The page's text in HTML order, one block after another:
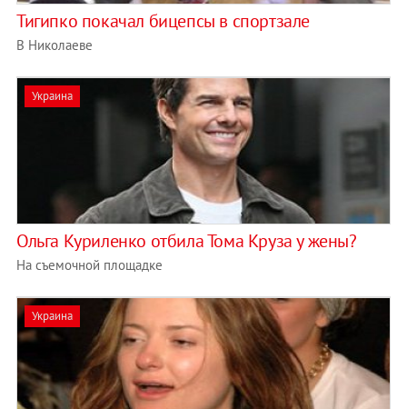
Тигипко покачал бицепсы в спортзале
В Николаеве
Украина
Ольга Куриленко отбила Тома Круза у жены?
На съемочной площадке
Украина